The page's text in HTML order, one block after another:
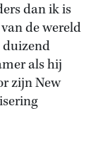
dan ik is
de wereld
duizend
als hij
zijn New